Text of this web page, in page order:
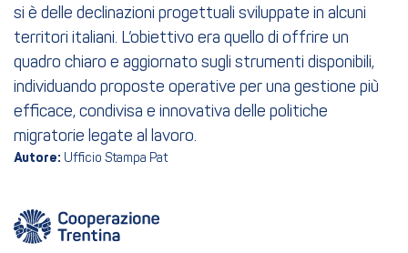
si è delle declinazioni progettuali sviluppate in alcuni
territori italiani. L’obiettivo era quello di offrire un
quadro chiaro e aggiornato sugli strumenti disponibili,
individuando proposte operative per una gestione più
efficace, condivisa e innovativa delle politiche
migratorie legate al lavoro.
Autore: Ufficio Stampa Pat